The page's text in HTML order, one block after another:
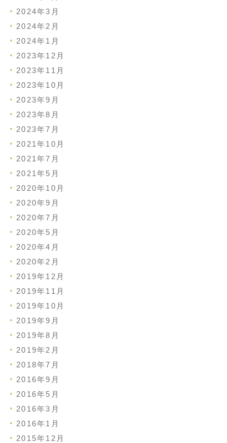
2024年3月
2024年2月
2024年1月
2023年12月
2023年11月
2023年10月
2023年9月
2023年8月
2023年7月
2021年10月
2021年7月
2021年5月
2020年10月
2020年9月
2020年7月
2020年5月
2020年4月
2020年2月
2019年12月
2019年11月
2019年10月
2019年9月
2019年8月
2019年2月
2018年7月
2016年9月
2016年5月
2016年3月
2016年1月
2015年12月